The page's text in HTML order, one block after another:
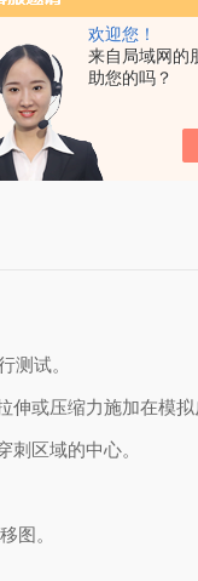
欢迎您！
来自局域网的
助您的吗？
测试。
伸或压缩力施加在模拟
刺区域的中心。
图。